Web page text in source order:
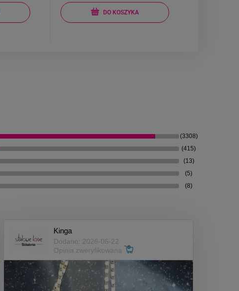
DO KOSZYKA
(3308)
(415)
(13)
(5)
(8)
Kinga
Dodano: 2026-06-22
Opinia zweryfikowana